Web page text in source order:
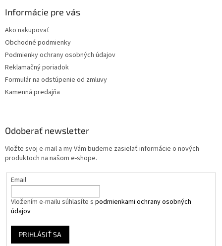
Informácie pre vás
Ako nakupovať
Obchodné podmienky
Podmienky ochrany osobných údajov
Reklamačný poriadok
Formulár na odstúpenie od zmluvy
Kamenná predajňa
Odoberať newsletter
Vložte svoj e-mail a my Vám budeme zasielať informácie o nových
produktoch na našom e-shope.
Email
Vložením e-mailu súhlasíte s podmienkami ochrany osobných
údajov
PRIHLÁSIŤ SA